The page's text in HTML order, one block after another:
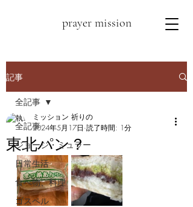
prayer mission
記事
全記事
ジョージ・ミュラー
日常生活
食べ物、料理
ゴスペル
全記事
東北パン？
ミッション 祈りの
2024年5月17日 読了時間: 1分